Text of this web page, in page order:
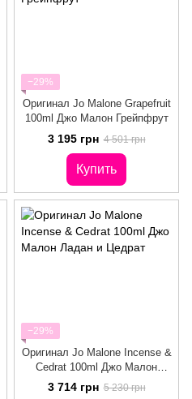
−29%
Оригинал Jo Malone Grapefruit
100ml Джо Малон Грейпфрут
3 195 грн 4 501 грн
Купить
−29%
Оригинал Jo Malone Incense &
Cedrat 100ml Джо Малон
Ладан и Цедрат
3 714 грн 5 230 грн